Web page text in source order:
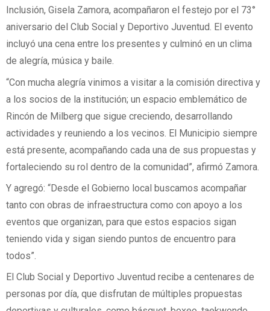
Inclusión, Gisela Zamora, acompañaron el festejo por el 73°
aniversario del Club Social y Deportivo Juventud. El evento
incluyó una cena entre los presentes y culminó en un clima
de alegría, música y baile.
“Con mucha alegría vinimos a visitar a la comisión directiva y
a los socios de la institución; un espacio emblemático de
Rincón de Milberg que sigue creciendo, desarrollando
actividades y reuniendo a los vecinos. El Municipio siempre
está presente, acompañando cada una de sus propuestas y
fortaleciendo su rol dentro de la comunidad”, afirmó Zamora.
Y agregó: “Desde el Gobierno local buscamos acompañar
tanto con obras de infraestructura como con apoyo a los
eventos que organizan, para que estos espacios sigan
teniendo vida y sigan siendo puntos de encuentro para
todos”.
El Club Social y Deportivo Juventud recibe a centenares de
personas por día, que disfrutan de múltiples propuestas